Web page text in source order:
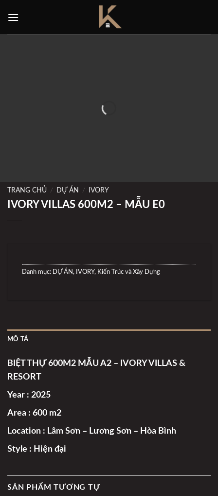
TRANG CHỦ / DỰ ÁN / IVORY
IVORY VILLAS 600M2 – MẪU E0
Danh mục: DỰ ÁN, IVORY, Kiến Trúc và Xây Dựng
MÔ TẢ
BIỆT THỰ 600M2 MẪU A2 – IVORY VILLAS &
RESORT
Year : 2025
Area : 600 m2
Location : Lâm Sơn – Lương Sơn – Hòa Bình
Style : Hiện đại
SẢN PHẨM TƯƠNG TỰ